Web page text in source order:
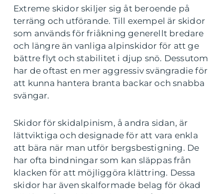
Extreme skidor skiljer sig åt beroende på
terräng och utförande. Till exempel är skidor
som används för friåkning generellt bredare
och längre än vanliga alpinskidor för att ge
bättre flyt och stabilitet i djup snö. Dessutom
har de oftast en mer aggressiv svängradie för
att kunna hantera branta backar och snabba
svängar.
Skidor för skidalpinism, å andra sidan, är
lättviktiga och designade för att vara enkla
att bära när man utför bergsbestigning. De
har ofta bindningar som kan släppas från
klacken för att möjliggöra klättring. Dessa
skidor har även skalformade belag för ökad